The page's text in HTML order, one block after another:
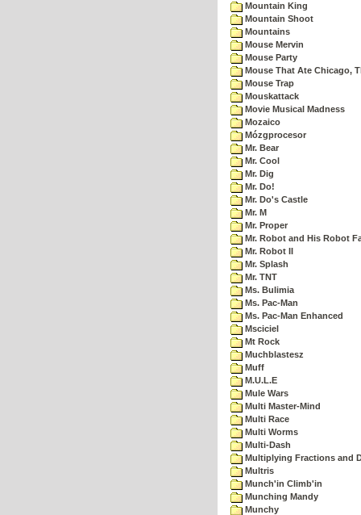
Mountain King
Mountain Shoot
Mountains
Mouse Mervin
Mouse Party
Mouse That Ate Chicago,
Mouse Trap
Mouskattack
Movie Musical Madness
Mozaico
Mózgprocesor
Mr. Bear
Mr. Cool
Mr. Dig
Mr. Do!
Mr. Do's Castle
Mr. M
Mr. Proper
Mr. Robot and His Robot
Mr. Robot II
Mr. Splash
Mr. TNT
Ms. Bulimia
Ms. Pac-Man
Ms. Pac-Man Enhanced
Msciciel
Mt Rock
Muchblastesz
Muff
M.U.L.E
Mule Wars
Multi Master-Mind
Multi Race
Multi Worms
Multi-Dash
Multiplying Fractions and
Multris
Munch'in Climb'in
Munching Mandy
Munchy